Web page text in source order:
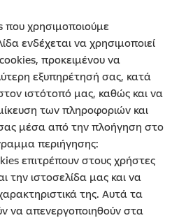
που χρησιμοποιούμε
ενδέχεται να χρησιμοποιεί
προκειμένου να
εξυπηρέτησή σας, κατά
ιστότοπό μας, καθώς και να
των πληροφοριών και
μέσα από την πλοήγηση στο
περιήγησης:
επιτρέπουν στους χρήστες
την ιστοσελίδα μας και να
της. Αυτά τα
να απενεργοποιηθούν στα